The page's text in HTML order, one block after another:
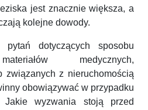
jest znacznie większa, a
kolejne dowody.
dotyczących sposobu
medycznych,
związanych z nieruchomością
obowiązywać w przypadku
Jakie wyzwania stoją przed